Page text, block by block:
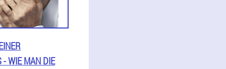
- WIE MAN DIE